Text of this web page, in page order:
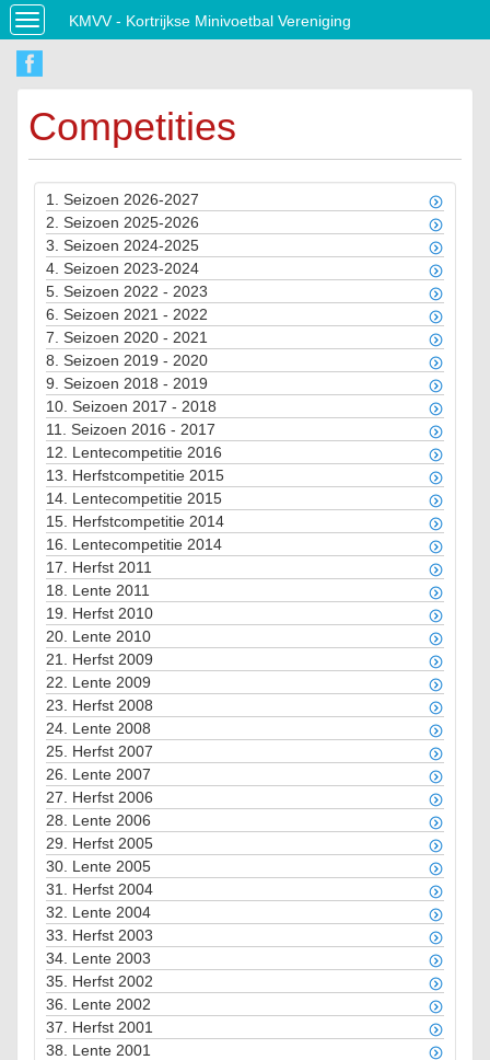
Toggle
navigation
KMVV - Kortrijkse Minivoetbal Vereniging
Competities
1. Seizoen 2026-2027
2. Seizoen 2025-2026
3. Seizoen 2024-2025
4. Seizoen 2023-2024
5. Seizoen 2022 - 2023
6. Seizoen 2021 - 2022
7. Seizoen 2020 - 2021
8. Seizoen 2019 - 2020
9. Seizoen 2018 - 2019
10. Seizoen 2017 - 2018
11. Seizoen 2016 - 2017
12. Lentecompetitie 2016
13. Herfstcompetitie 2015
14. Lentecompetitie 2015
15. Herfstcompetitie 2014
16. Lentecompetitie 2014
17. Herfst 2011
18. Lente 2011
19. Herfst 2010
20. Lente 2010
21. Herfst 2009
22. Lente 2009
23. Herfst 2008
24. Lente 2008
25. Herfst 2007
26. Lente 2007
27. Herfst 2006
28. Lente 2006
29. Herfst 2005
30. Lente 2005
31. Herfst 2004
32. Lente 2004
33. Herfst 2003
34. Lente 2003
35. Herfst 2002
36. Lente 2002
37. Herfst 2001
38. Lente 2001